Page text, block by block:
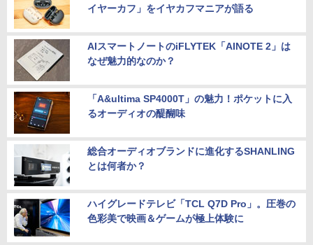
イヤーカフ」をイヤカフマニアが語る
AIスマートノートのiFLYTEK「AINOTE 2」は
なぜ魅力的なのか？
「A&ultima SP4000T」の魅力！ポケットに入
るオーディオの醍醐味
総合オーディオブランドに進化するSHANLING
とは何者か？
ハイグレードテレビ「TCL Q7D Pro」。圧巻の
色彩美で映画＆ゲームが極上体験に